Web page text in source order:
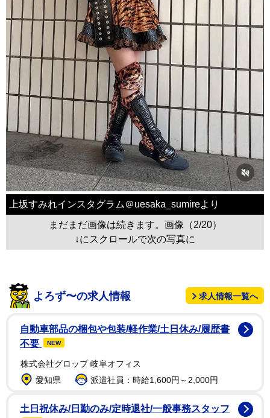
上坂すみれインスタグラム＠uesaka_sumireより
まだまだ画像は続きます。画像（2/20）
↓にスクロールで次の写真に
よろず〜の求人情報 求人情報一覧へ
自動車部品の梱包や包装/軽作業/土日休み/履歴書
不要
NEW
株式会社グロップ 岐阜オフィス
愛知県
派遣社員：時給1,600円～2,000円
土日祝休み/日勤のみ/定時退社/一般事務スタッフ